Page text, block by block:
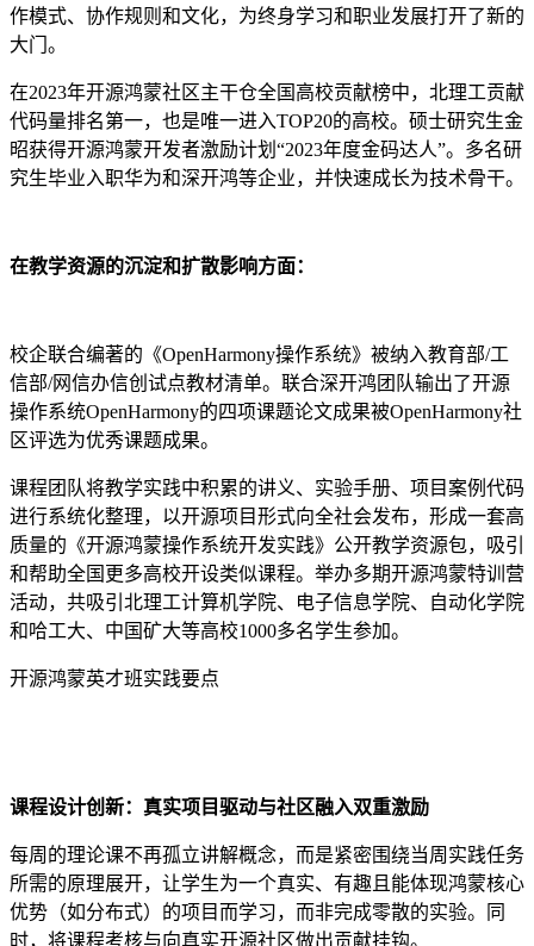
作模式、协作规则和文化，为终身学习和职业发展打开了新的
大门。
在2023年开源鸿蒙社区主干仓全国高校贡献榜中，北理工贡献
代码量排名第一，也是唯一进入TOP20的高校。硕士研究生金
昭获得开源鸿蒙开发者激励计划“2023年度金码达人”。多名研
究生毕业入职华为和深开鸿等企业，并快速成长为技术骨干。
在教学资源的沉淀和扩散影响方面：
校企联合编著的《OpenHarmony操作系统》被纳入教育部/工
信部/网信办信创试点教材清单。联合深开鸿团队输出了开源
操作系统OpenHarmony的四项课题论文成果被OpenHarmony社
区评选为优秀课题成果。
课程团队将教学实践中积累的讲义、实验手册、项目案例代码
进行系统化整理，以开源项目形式向全社会发布，形成一套高
质量的《开源鸿蒙操作系统开发实践》公开教学资源包，吸引
和帮助全国更多高校开设类似课程。举办多期开源鸿蒙特训营
活动，共吸引北理工计算机学院、电子信息学院、自动化学院
和哈工大、中国矿大等高校1000多名学生参加。
开源鸿蒙英才班实践要点
课程设计创新：真实项目驱动与社区融入双重激励
每周的理论课不再孤立讲解概念，而是紧密围绕当周实践任务
所需的原理展开，让学生为一个真实、有趣且能体现鸿蒙核心
优势（如分布式）的项目而学习，而非完成零散的实验。同
时，将课程考核与向真实开源社区做出贡献挂钩。